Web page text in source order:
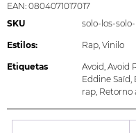
EAN: 0804071017017
SKU
solo-los-
Estilos: Rap Vinilo
Etiquetas Avoid Avoid
Eddine Saïd
rap Retorno